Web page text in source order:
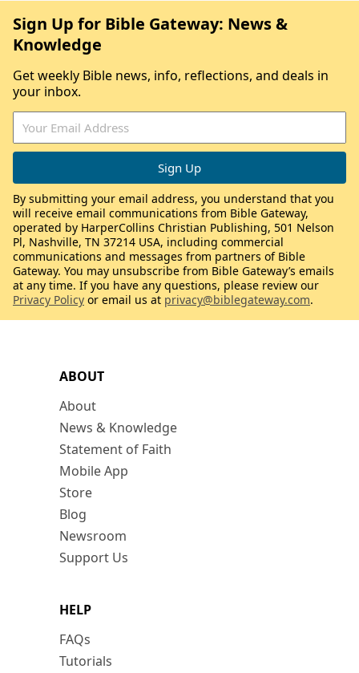
ABOUT
About
News & Knowledge
Statement of Faith
Mobile App
Store
Blog
Newsroom
Support Us
HELP
FAQs
Tutorials
Sign Up for Bible Gateway: News &
Knowledge
Get weekly Bible news, info, reflections, and deals in
your inbox.
By submitting your email address, you understand that you
will receive email communications from Bible Gateway,
operated by HarperCollins Christian Publishing, 501 Nelson
Pl, Nashville, TN 37214 USA, including commercial
communications and messages from partners of Bible
Gateway. You may unsubscribe from Bible Gateway’s emails
at any time. If you have any questions, please review our
Privacy Policy or email us at privacy@biblegateway.com.